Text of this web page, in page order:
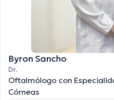
Byron Sancho
Dr.
Oftalmólogo con
Córneas